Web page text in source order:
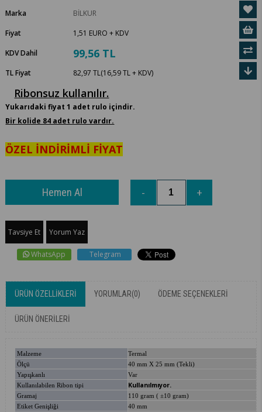
Marka
BİLKUR
Fiyat
1,51 EURO + KDV
KDV Dahil
99,56 TL
TL Fiyat 82,97 TL(16,59 TL + KDV)
Ribonsuz kullanılır.
Yukarıdaki fiyat 1 adet rulo içindir.
Bir kolide 84 adet rulo vardır.
ÖZEL İNDİRİMLİ FİYAT
Tavsiye Et Yorum Yaz
WhatsApp Telegram
ÜRÜN ÖZELLIKLERI YORUMLAR(0) ÖDEME SEÇENEKLERI
ÜRÜN ÖNERILERI
Malzeme
Termal
Ölçü
40 mm X 25 mm (Tekli)
Yapışkanlı
Var
Kullanılabilen Ribon tipi
Kullanılmıyor.
Gramaj
110 gram ( ±10 gram)
Etiket Genişliği
40 mm